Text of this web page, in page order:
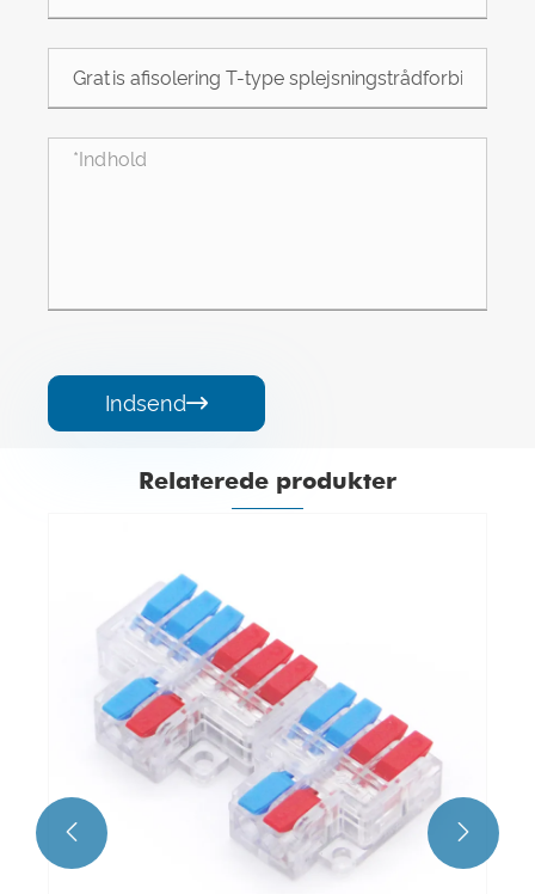
Indsend
Relaterede produkter
T Type One-In Multi-Out splejsningstråd
hurtigforbindelser
Se mere >>
 